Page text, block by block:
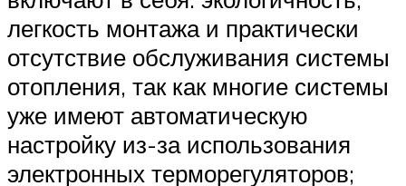
легкость монтажа и практически
отсутствие обслуживания системы
отопления, так как многие системы
уже имеют автоматическую
настройку из-за использования
электронных терморегуляторов;